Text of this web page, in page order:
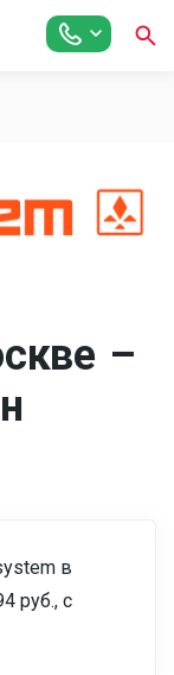
–
в
руб., с